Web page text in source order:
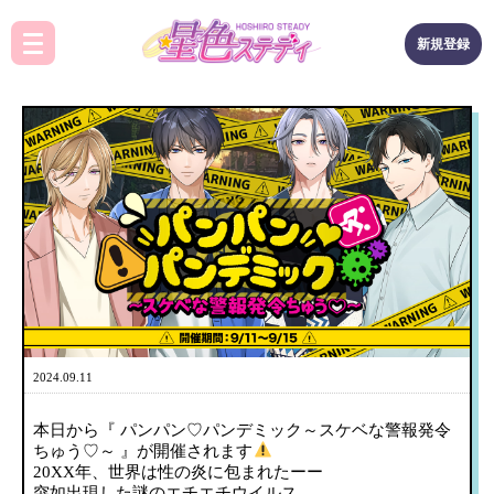
新規登録
2024.09.11
本日から『 パンパン♡パンデミック～スケベな警報発令
ちゅう♡～ 』が開催されます
20XX年、世界は性の炎に包まれたーー